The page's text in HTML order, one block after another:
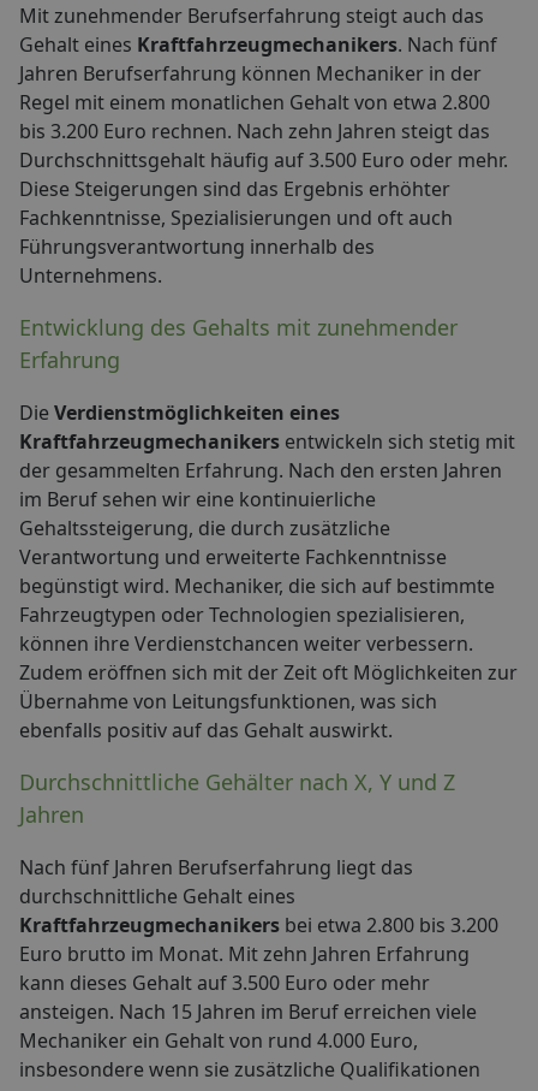
Mit zunehmender Berufserfahrung steigt auch das
Gehalt eines Kraftfahrzeugmechanikers. Nach fünf
Jahren Berufserfahrung können Mechaniker in der
Regel mit einem monatlichen Gehalt von etwa 2.800
bis 3.200 Euro rechnen. Nach zehn Jahren steigt das
Durchschnittsgehalt häufig auf 3.500 Euro oder mehr.
Diese Steigerungen sind das Ergebnis erhöhter
Fachkenntnisse, Spezialisierungen und oft auch
Führungsverantwortung innerhalb des
Unternehmens.
Entwicklung des Gehalts mit zunehmender
Erfahrung
Die Verdienstmöglichkeiten eines
Kraftfahrzeugmechanikers entwickeln sich stetig mit
der gesammelten Erfahrung. Nach den ersten Jahren
im Beruf sehen wir eine kontinuierliche
Gehaltssteigerung, die durch zusätzliche
Verantwortung und erweiterte Fachkenntnisse
begünstigt wird. Mechaniker, die sich auf bestimmte
Fahrzeugtypen oder Technologien spezialisieren,
können ihre Verdienstchancen weiter verbessern.
Zudem eröffnen sich mit der Zeit oft Möglichkeiten zur
Übernahme von Leitungsfunktionen, was sich
ebenfalls positiv auf das Gehalt auswirkt.
Durchschnittliche Gehälter nach X, Y und Z
Jahren
Nach fünf Jahren Berufserfahrung liegt das
durchschnittliche Gehalt eines
Kraftfahrzeugmechanikers bei etwa 2.800 bis 3.200
Euro brutto im Monat. Mit zehn Jahren Erfahrung
kann dieses Gehalt auf 3.500 Euro oder mehr
ansteigen. Nach 15 Jahren im Beruf erreichen viele
Mechaniker ein Gehalt von rund 4.000 Euro,
insbesondere wenn sie zusätzliche Qualifikationen